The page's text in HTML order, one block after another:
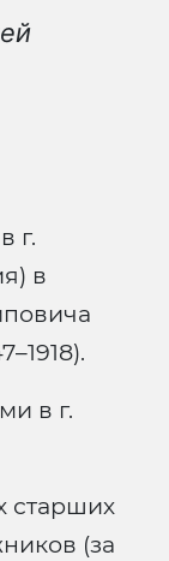
г.
в
в г.
старших
(за